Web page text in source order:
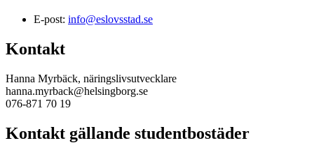
E-post: info@eslovsstad.se
Kontakt
Hanna Myrbäck, näringslivsutvecklare
hanna.myrback@helsingborg.se
076-871 70 19
Kontakt gällande studentbostäder